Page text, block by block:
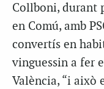
Collboni, durant
en Comú, amb
convertís en
vinguessin a fer
València, “i això